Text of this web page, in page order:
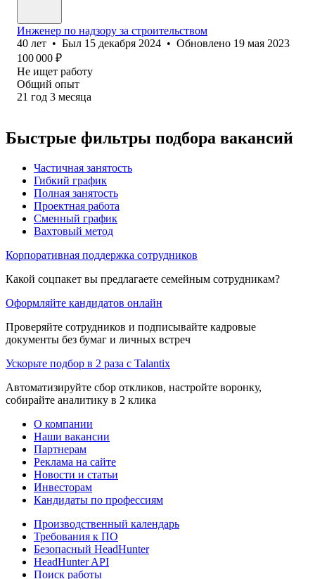
Инженер по надзору за строительством
40 лет • Был 15 декабря 2024 • Обновлено 19 мая 2023
100 000 ₽
Не ищет работу
Общий опыт
21 год 3 месяца
Быстрые фильтры подбора вакансий
Частичная занятость
Гибкий график
Полная занятость
Проектная работа
Сменный график
Вахтовый метод
Корпоративная поддержка сотрудников
Какой соцпакет вы предлагаете семейным сотрудникам?
Оформляйте кандидатов онлайн
Проверяйте сотрудников и подписывайте кадровые
документы без бумаг и личных встреч
Ускорьте подбор в 2 раза с Talantix
Автоматизируйте сбор откликов, настройте воронку,
собирайте аналитику в 2 клика
О компании
Наши вакансии
Партнерам
Реклама на сайте
Новости и статьи
Инвесторам
Кандидаты по профессиям
Производственный календарь
Требования к ПО
Безопасный HeadHunter
HeadHunter API
Поиск работы